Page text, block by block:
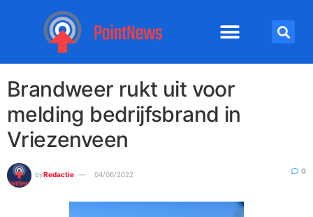
Brandweer rukt uit voor
melding bedrijfsbrand in
Vriezenveen
byRedactie 04/06/2022 0